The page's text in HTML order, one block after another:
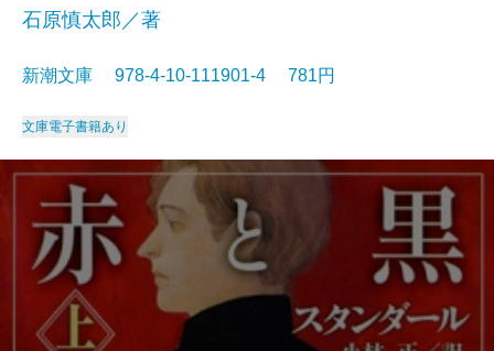
石原慎太郎／著
新潮文庫 978-4-10-111901-4 781円
文庫電子書籍あり